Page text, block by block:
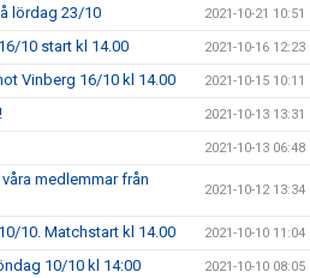
lördag 23/10 2021-10-21 10:51
10 start kl 14.00 2021-10-16 12:23
Vinberg 16/10 kl 14.00 2021-10-15 10:11
2021-10-13 13:31
2021-10-13 06:48
medlemmar från
2021-10-12 13:34
10. Matchstart kl 14.00 2021-10-10 11:04
10/10 kl 14:00 2021-10-10 08:05